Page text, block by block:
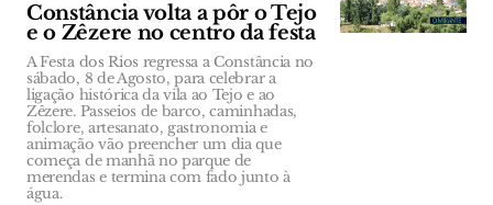
Constância volta a pôr o Tejo
e o Zêzere no centro da festa
A Festa dos Rios regressa a Constância no
sábado, 8 de Agosto, para celebrar a
ligação histórica da vila ao Tejo e ao
Zêzere. Passeios de barco, caminhadas,
folclore, artesanato, gastronomia e
animação vão preencher um dia que
começa de manhã no parque de
merendas e termina com fado junto à
água.